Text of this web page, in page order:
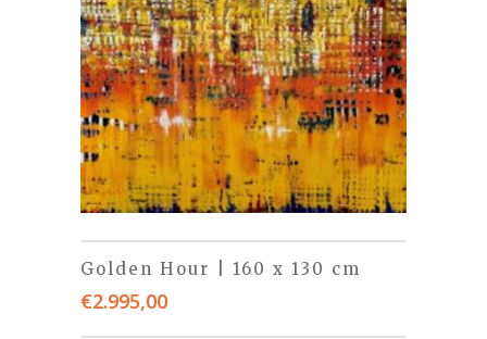
Golden Hour | 160 x 130 cm
€2.995,00